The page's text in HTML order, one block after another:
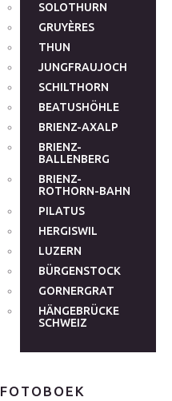
SOLOTHURN
GRUYÈRES
THUN
JUNGFRAUJOCH
SCHILTHORN
BEATUSHÖHLE
BRIENZ-AXALP
BRIENZ-
BALLENBERG
BRIENZ-
ROTHORN-BAHN
PILATUS
HERGISWIL
LUZERN
BÜRGENSTOCK
GORNERGRAT
HÄNGEBRÜCKE
SCHWEIZ
FOTOBOEK